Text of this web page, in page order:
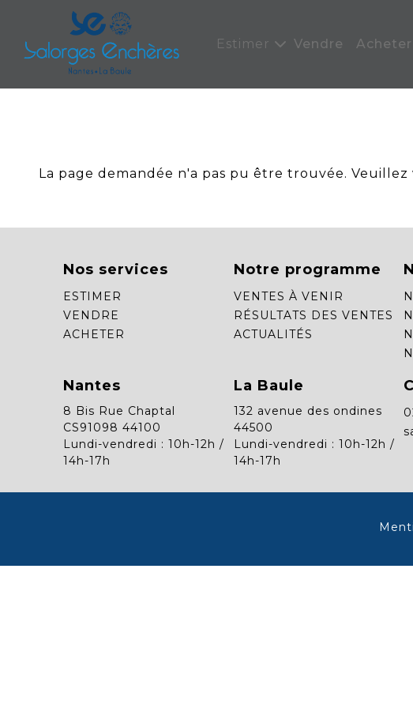
Estimer Vendre Acheter
La page demandée n'a pas pu être trouvée.
Nos services
ESTIMER
VENDRE
ACHETER
Notre programme
VENTES À VENIR
RÉSULTATS DES VENTES
ACTUALITÉS
Nantes
8 Bis Rue Chaptal
CS91098 44100
Lundi-vendredi : 10h-12h /
14h-17h
La Baule
132 avenue des ondines
44500
Lundi-vendredi : 10h-12h /
14h-17h
Panneau de gestion des cookies